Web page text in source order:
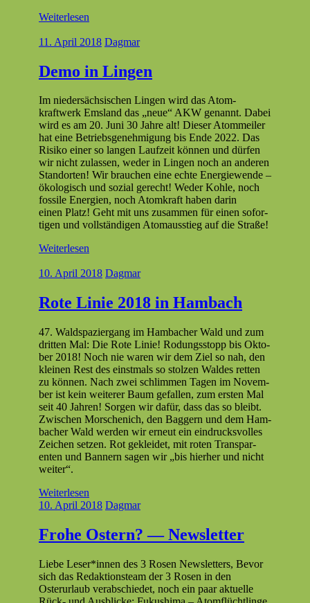
Weiterlesen
11. April 2018 Dagmar
Demo in Lingen
Im nieder­säch­sis­chen Lin­gen wird das Atom­
kraftwerk Ems­land das „neue“ AKW genan­nt. Dabei
wird es am 20. Juni 30 Jahre alt! Dieser Atom­meil­er
hat eine Betrieb­s­genehmi­gung bis Ende 2022. Das
Risiko ein­er so lan­gen Laufzeit kön­nen und dür­fen
wir nicht zulassen, wed­er in Lin­gen noch an anderen
Stan­dorten! Wir brauchen eine echte Energiewende –
ökol­o­gisch und sozial gerecht! Wed­er Kohle, noch
fos­sile Energien, noch Atom­kraft haben darin
einen Platz! Geht mit uns zusam­men für einen sofor­
ti­gen und voll­ständi­gen Atom­ausstieg auf die Straße!
Weiterlesen
10. April 2018 Dagmar
Rote Linie 2018 in Hambach
47. Waldspazier­gang im Ham­bach­er Wald und zum
drit­ten Mal: Die Rote Lin­ie! Rodungsstopp bis Okto­
ber 2018! Noch nie waren wir dem Ziel so nah, den
kleinen Rest des ein­st­mals so stolzen Waldes ret­ten
zu kön­nen. Nach zwei schlim­men Tagen im Novem­
ber ist kein weit­er­er Baum gefall­en, zum ersten Mal
seit 40 Jahren! Sor­gen wir dafür, dass das so bleibt.
Zwis­chen Morschenich, den Bag­gern und dem Ham­
bach­er Wald wer­den wir erneut ein ein­drucksvolles
Zeichen set­zen. Rot gek­lei­det, mit roten Trans­par­
enten und Ban­nern sagen wir „bis hier­her und nicht
weiter“.
Weiterlesen
10. April 2018 Dagmar
Frohe Ostern? — Newsletter
Liebe Leser*innen des 3 Rosen Newslet­ters, Bevor
sich das Redak­tion­steam der 3 Rosen in den
Osterurlaub ver­ab­schiedet, noch ein paar aktuelle